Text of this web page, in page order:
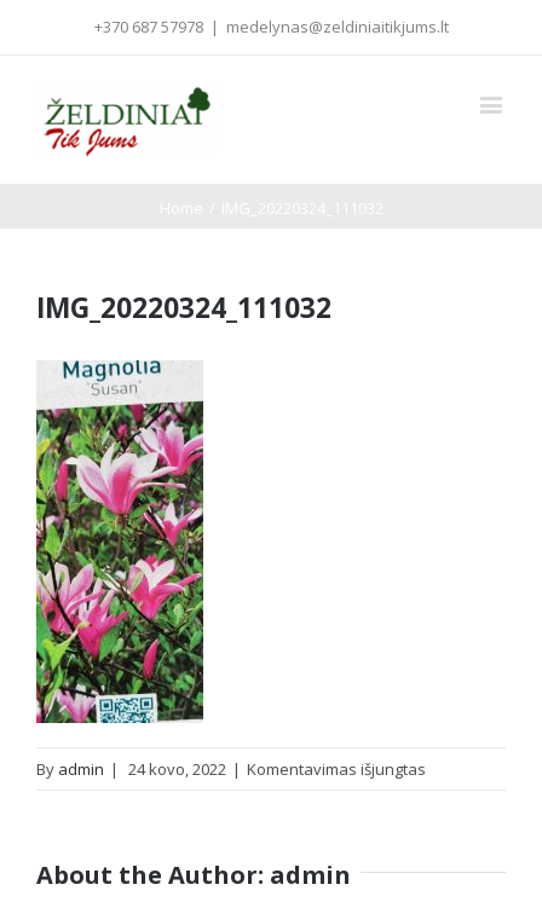
+370 687 57978 | medelynas@zeldiniaitikjums.lt
IMG_20220324_111032
By admin | 24 kovo, 2022 | Komentavimas išjungtas
About the Author: admin